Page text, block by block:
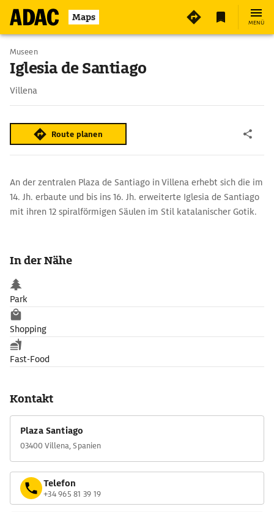
Maps MENÜ
Museen
Iglesia de Santiago
Villena
Route planen
An der zentralen Plaza de Santiago in Villena erhebt sich die im
14. Jh. erbaute und bis ins 16. Jh. erweiterte Iglesia de Santiago
mit ihren 12 spiralförmigen Säulen im Stil katalanischer Gotik.
In der Nähe
Park
Shopping
Fast-Food
Kontakt
Plaza Santiago
03400 Villena, Spanien
Telefon
+34 965 81 39 19